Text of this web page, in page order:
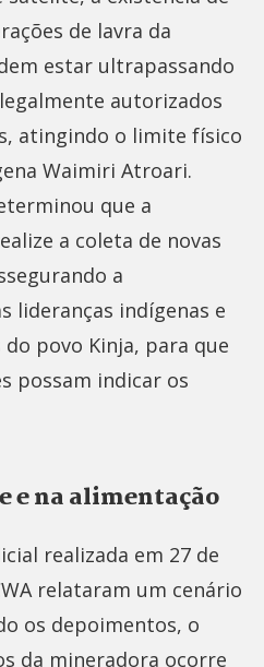
de lavra da
estar ultrapassando
autorizados
atingindo o limite físico
Waimiri Atroari.
que a
a coleta de novas
a
lideranças indígenas e
povo Kinja, para que
possam indicar os
e na alimentação
realizada em 27 de
relataram um cenário
os depoimentos, o
da mineradora ocorre